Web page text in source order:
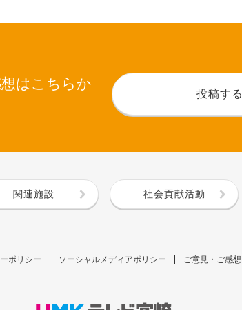
はこちらか
投稿する
関連施設 社会貢献活動
ポリシー ソーシャルメディアポリシー ご意見・ご感想